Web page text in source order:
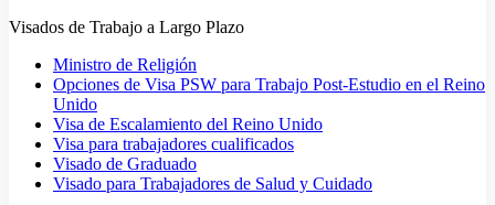
Visados de Trabajo a Largo Plazo
Ministro de Religión
Opciones de Visa PSW para Trabajo Post-Estudio en el Reino
Unido
Visa de Escalamiento del Reino Unido
Visa para trabajadores cualificados
Visado de Graduado
Visado para Trabajadores de Salud y Cuidado